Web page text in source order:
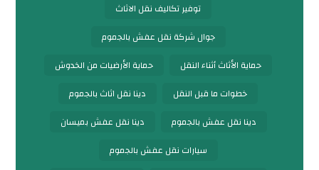
توفير تكاليف نقل الاثاث
جوال شركة نقل عفش بالجموم
حماية الأثاث أثناء النقل
حماية الأرضيات من الخدوش
خطوات ما قبل النقل
دينا نقل اثاث بالجموم
دينا نقل عفش بالجموم
دينا نقل عفش بميسان
سيارات نقل عفش بالجموم